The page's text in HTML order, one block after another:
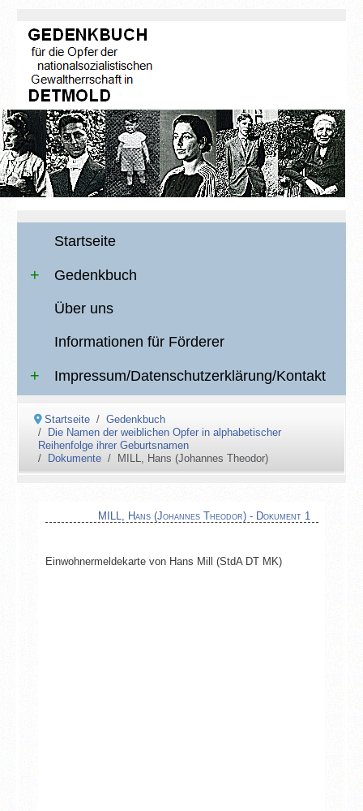
Startseite
Gedenkbuch
Über uns
Informationen für Förderer
Impressum/Datenschutzerklärung/Kontakt
Startseite
Gedenkbuch
Die Namen der weiblichen Opfer in alphabetischer
Reihenfolge ihrer Geburtsnamen
Dokumente
MILL, Hans (Johannes Theodor)
MILL, Hans (Johannes Theodor) - Dokument 1
Einwohnermeldekarte von Hans Mill (StdA DT MK)